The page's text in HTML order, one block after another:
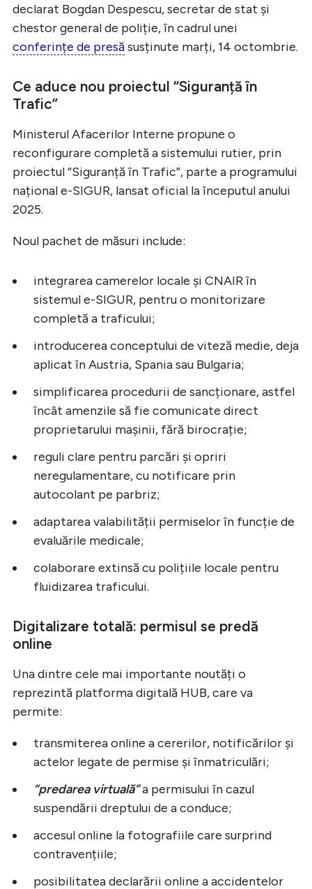
declarat Bogdan Despescu, secretar de stat și
chestor general de poliție, în cadrul unei
conferințe de presăsusținute marți, 14 octombrie.
Ce aduce nou proiectul “Siguranță în
Trafic”
Ministerul Afacerilor Interne propune o
reconfigurare completă a sistemului rutier, prin
proiectul “Siguranță în Trafic”, parte a programului
național e-SIGUR, lansat oficial la începutul anului
2025.
Noul pachet de măsuri include:
integrarea camerelor locale și CNAIR în
sistemul e-SIGUR, pentru o monitorizare
completă a traficului;
introducerea conceptului de viteză medie, deja
aplicat în Austria, Spania sau Bulgaria;
simplificarea procedurii de sancționare, astfel
încât amenzile să fie comunicate direct
proprietarului mașinii, fără birocrație;
reguli clare pentru parcări și opriri
neregulamentare, cu notificare prin
autocolant pe parbriz;
adaptarea valabilității permiselor în funcție de
evaluările medicale;
colaborare extinsă cu polițiile locale pentru
fluidizarea traficului.
Digitalizare totală: permisul se predă
online
Una dintre cele mai importante noutăți o
reprezintă platforma digitală HUB, care va
permite:
transmiterea online a cererilor, notificărilor și
actelor legate de permise și înmatriculări;
“predarea virtuală”a permisului în cazul
suspendării dreptului de a conduce;
accesul online la fotografiile care surprind
contravențiile;
posibilitatea declarării online a accidentelor